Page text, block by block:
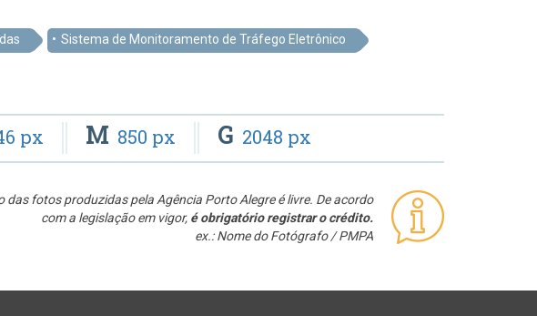
Sistema de Monitoramento de Tráfego Eletrônico
px M 850 px G 2048 px
das fotos produzidas pela Agência Porto Alegre é livre. De acordo
com a legislação em vigor, é obrigatório registrar o crédito.
ex.: Nome do Fotógrafo / PMPA